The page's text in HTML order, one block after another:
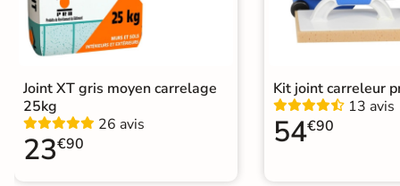
Catégories
Carrelage Piscine|Carrelage
Carrelage 30x60 cm|Carrelage
Faïence minérale et effet pierre
Joint XT gris moyen carrelage
25kg
26 avis
23€90
Kit joint carreleur
13 avis
54€90